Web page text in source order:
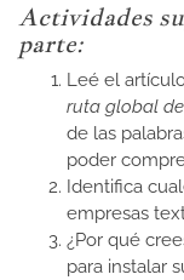
Actividades
parte:
Leé el
ruta global
de las
poder
Identifica
empresas
¿Por qué
para instalar